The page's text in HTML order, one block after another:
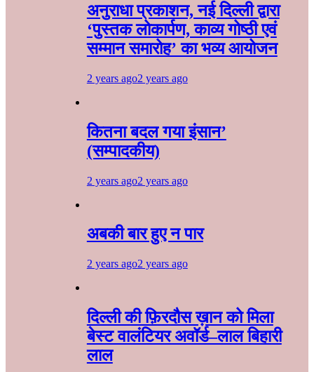
अनुराधा प्रकाशन, नई दिल्ली द्वारा
‘पुस्तक लोकार्पण, काव्य गोष्ठी एवं
सम्मान समारोह’ का भव्य आयोजन
2 years ago2 years ago
कितना बदल गया इंसान’
(सम्पादकीय)
2 years ago2 years ago
अबकी बार हुए न पार
2 years ago2 years ago
दिल्ली की फ़िरदौस ख़ान को मिला
बेस्ट वालंटियर अवॉर्ड–लाल बिहारी
लाल